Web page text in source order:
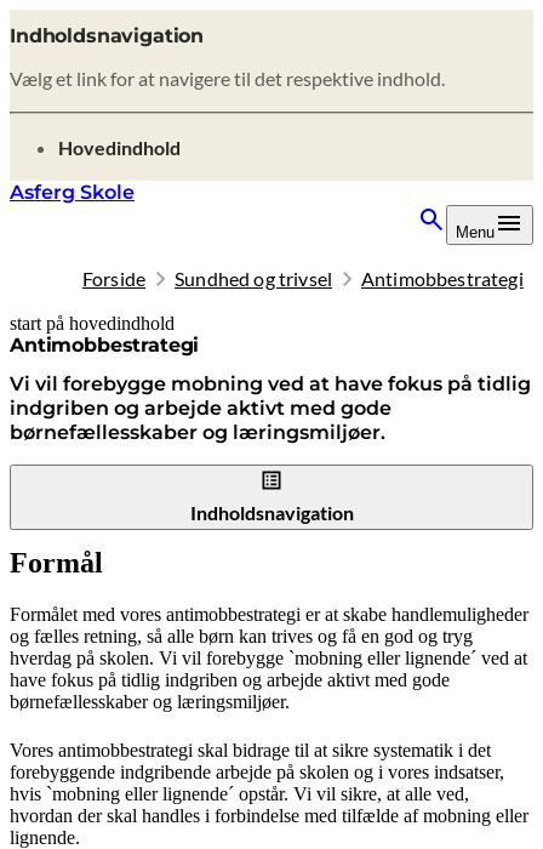
Indholdsnavigation
Vælg et link for at navigere til det respektive indhold.
gå til
Hovedindhold
Asferg Skole
Menu
Forside Sundhed og trivsel Antimobbestrategi
start på hovedindhold
Antimobbestrategi
Vi vil forebygge mobning ved at have fokus på tidlig
indgriben og arbejde aktivt med gode
børnefællesskaber og læringsmiljøer.
senest opdateret 9. februar 2026
Indholdsnavigation
Formål
Formålet med vores antimobbestrategi er at skabe handlemuligheder
og fælles retning, så alle børn kan trives og få en god og tryg
hverdag på skolen. Vi vil forebygge `mobning eller lignende´ ved at
have fokus på tidlig indgriben og arbejde aktivt med gode
børnefællesskaber og læringsmiljøer.
Vores antimobbestrategi skal bidrage til at sikre systematik i det
forebyggende indgribende arbejde på skolen og i vores indsatser,
hvis `mobning eller lignende´ opstår. Vi vil sikre, at alle ved,
hvordan der skal handles i forbindelse med tilfælde af mobning eller
lignende.